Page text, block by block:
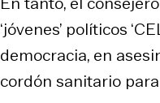
‘jóvenes’ políticos
democracia, en
cordón sanitario